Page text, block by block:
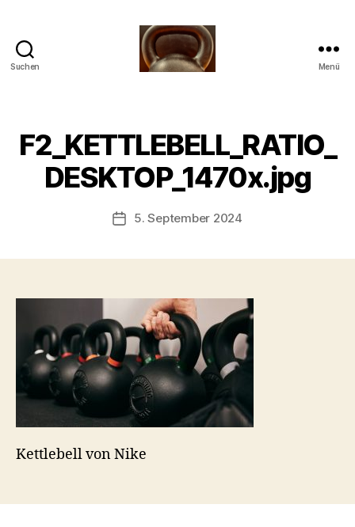
Suchen
der
Kettlebell
Menü
F2_KETTLEBELL_RATIO_
DESKTOP_1470x.jpg
Beitragsautor
n
-
c
o
n
Beitragsdatum
5. September 2024
Kettlebell von Nike